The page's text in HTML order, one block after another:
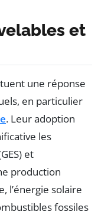
et
une réponse
en particulier
. Leur adoption
les
et
production
l’énergie solaire
fossiles